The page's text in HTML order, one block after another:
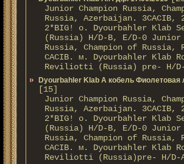
Junior Champion Russia,
Russia, Azerbaijan. 3CACIB,
2*BIG! о. Dyourbahler Klab
(Russia) H/D-B, E/D-0 Junior
Russia, Champion of Russia,
CACIB. м. Dyourbahler Klab
Reviliotti (Russia) pre- H/
Dyourbahler Klab A кобель Фиолетовая
[15]
Junior Champion Russia,
Russia, Azerbaijan. 3CACIB,
2*BIG! о. Dyourbahler Klab
(Russia) H/D-B, E/D-0 Junior
Russia, Champion of Russia,
CACIB. м. Dyourbahler Klab
Reviliotti (Russia)pre- H/D-